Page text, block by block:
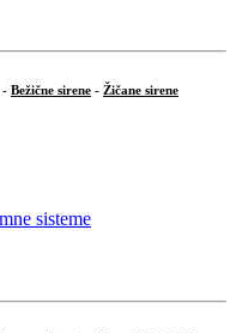
- Bežične sirene - Žičane sirene